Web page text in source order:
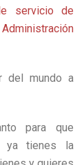
servicio de
del mundo a
para que
ya tienes la